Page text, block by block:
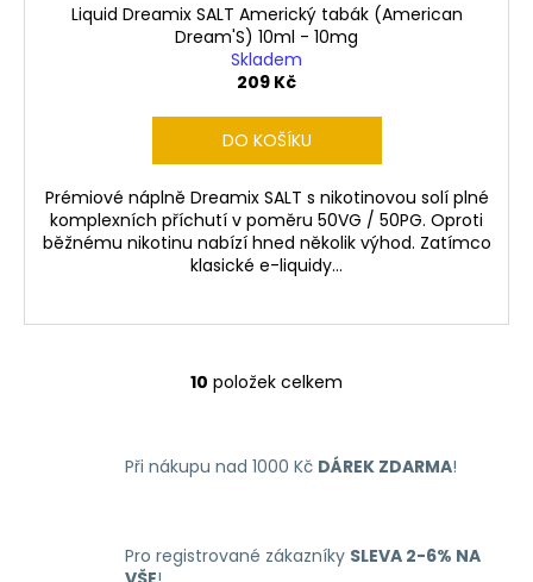
Liquid Dreamix SALT Americký tabák (American
Dream'S) 10ml - 10mg
Skladem
209 Kč
DO KOŠÍKU
Prémiové náplně Dreamix SALT s nikotinovou solí plné
komplexních příchutí v poměru 50VG / 50PG. Oproti
běžnému nikotinu nabízí hned několik výhod. Zatímco
klasické e-liquidy...
O
á
c
10 položek celkem
Při nákupu nad 1000 Kč DÁREK ZDARMA!
Pro registrované zákazníky SLEVA 2-6% NA